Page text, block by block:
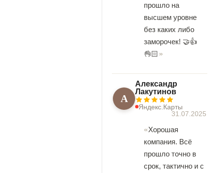
прошло на
высшем уровне
без каких либо
заморочек! 🤝👍
👌🏻
А
Александр
Лакутинов
Яндекс.Карты
31.07.2025
Хорошая
компания. Всё
прошло точно в
срок, тактично и с